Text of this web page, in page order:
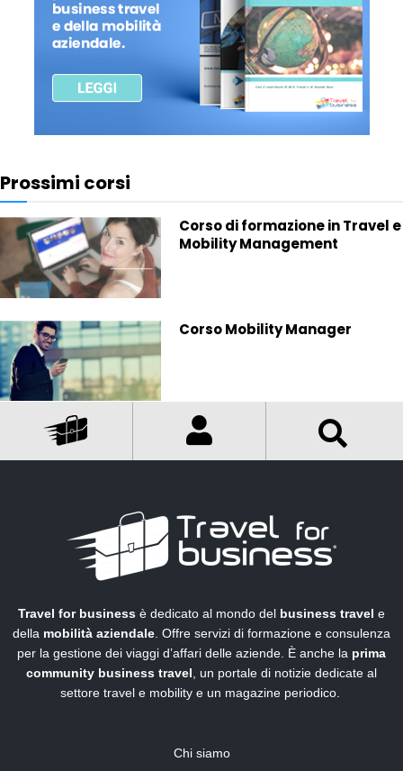
Prossimi corsi
Corso di formazione in Travel e
Mobility Management
Corso Mobility Manager
Travel for business è dedicato al mondo del business travel e
della mobilità aziendale. Offre servizi di formazione e consulenza
per la gestione dei viaggi d’affari delle aziende. È anche la prima
community business travel, un portale di notizie dedicate al
settore travel e mobility e un magazine periodico.
Chi siamo